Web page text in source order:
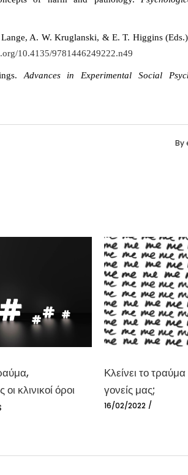
A. W. Kruglanski, & E. T. Higgins
10.4135/9781446249222.n49
Advances in Experimental Social
By
κλινικοί όροι
Κλείνει το
γονείς μας;
16/02/2022